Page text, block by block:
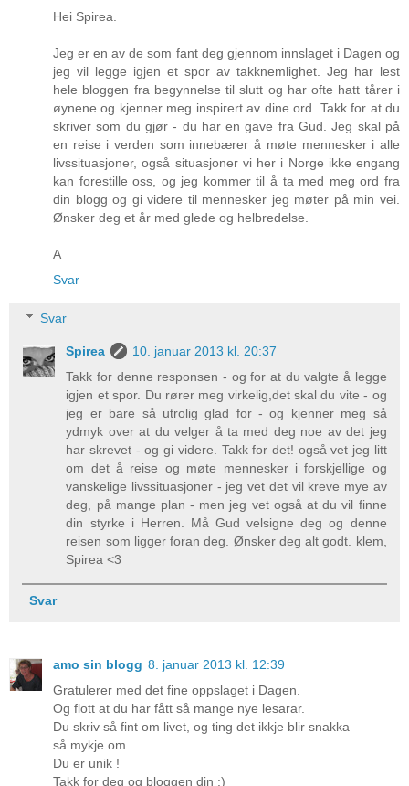
Hei Spirea.
Jeg er en av de som fant deg gjennom innslaget i Dagen og
jeg vil legge igjen et spor av takknemlighet. Jeg har lest
hele bloggen fra begynnelse til slutt og har ofte hatt tårer i
øynene og kjenner meg inspirert av dine ord. Takk for at du
skriver som du gjør - du har en gave fra Gud. Jeg skal på
en reise i verden som innebærer å møte mennesker i alle
livssituasjoner, også situasjoner vi her i Norge ikke engang
kan forestille oss, og jeg kommer til å ta med meg ord fra
din blogg og gi videre til mennesker jeg møter på min vei.
Ønsker deg et år med glede og helbredelse.
A
Svar
Svar
Spirea
10. januar 2013 kl. 20:37
Takk for denne responsen - og for at du valgte å legge
igjen et spor. Du rører meg virkelig,det skal du vite - og
jeg er bare så utrolig glad for - og kjenner meg så
ydmyk over at du velger å ta med deg noe av det jeg
har skrevet - og gi videre. Takk for det! også vet jeg litt
om det å reise og møte mennesker i forskjellige og
vanskelige livssituasjoner - jeg vet det vil kreve mye av
deg, på mange plan - men jeg vet også at du vil finne
din styrke i Herren. Må Gud velsigne deg og denne
reisen som ligger foran deg. Ønsker deg alt godt. klem,
Spirea <3
Svar
amo sin blogg 8. januar 2013 kl. 12:39
Gratulerer med det fine oppslaget i Dagen.
Og flott at du har fått så mange nye lesarar.
Du skriv så fint om livet, og ting det ikkje blir snakka
så mykje om.
Du er unik !
Takk for deg og bloggen din :)